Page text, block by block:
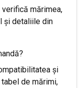
mărimea,
și detaliile din
și
de mărimi,